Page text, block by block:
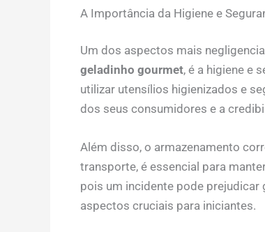
A Importância da Higiene e
Um dos aspectos mais
geladinho gourmet, é a higiene e
utilizar utensílios higienizados e
dos seus consumidores e a
Além disso, o armazenamento
transporte, é essencial para
pois um incidente pode prejudicar
aspectos cruciais para iniciantes.